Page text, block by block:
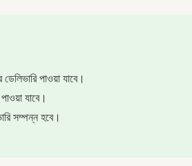
পাওয়া যাবে।
যাবে।
সম্পন্ন হবে।